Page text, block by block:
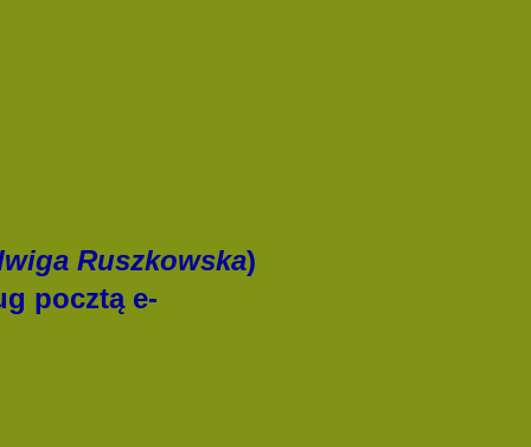
Ruszkowska)
pocztą e-